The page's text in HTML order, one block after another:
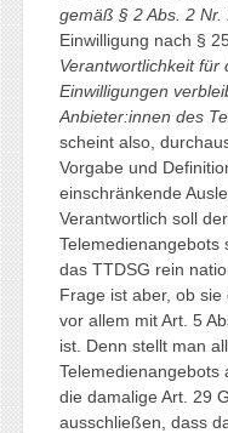
gemäß § 2 Abs. 2 Nr.
Einwilligung nach §
Verantwortlichkeit für
Einwilligungen
Anbieter:innen des
scheint also,
Vorgabe und
einschränkende
Verantwortlich soll
Telemedienangebots
das TTDSG rein
Frage ist aber, ob
vor allem mit Art. 5
ist. Denn stellt man
Telemedienangebots
die damalige Art. 29
ausschließen, dass